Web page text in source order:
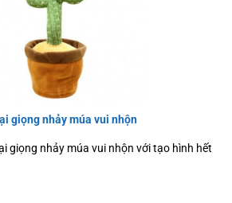
giọng nhảy múa vui nhộn
giọng nhảy múa vui nhộn với tạo hình hết